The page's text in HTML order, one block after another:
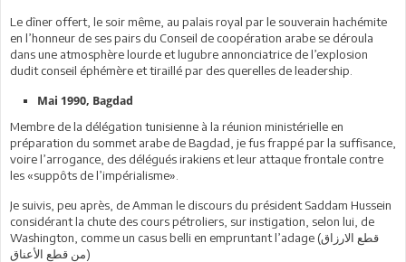
Le dîner offert, le soir même, au palais royal par le souverain hachémite
en l’honneur de ses pairs du Conseil de coopération arabe se déroula
dans une atmosphère lourde et lugubre annonciatrice de l’explosion
dudit conseil éphémère et tiraillé par des querelles de leadership.
Mai 1990, Bagdad
Membre de la délégation tunisienne à la réunion ministérielle en
préparation du sommet arabe de Bagdad, je fus frappé par la suffisance,
voire l’arrogance, des délégués irakiens et leur attaque frontale contre
les «suppôts de l’impérialisme».
Je suivis, peu après, de Amman le discours du président Saddam Hussein
considérant la chute des cours pétroliers, sur instigation, selon lui, de
Washington, comme un casus belli en empruntant l’adage (قطع الارزاق
من قطع الأعناق)